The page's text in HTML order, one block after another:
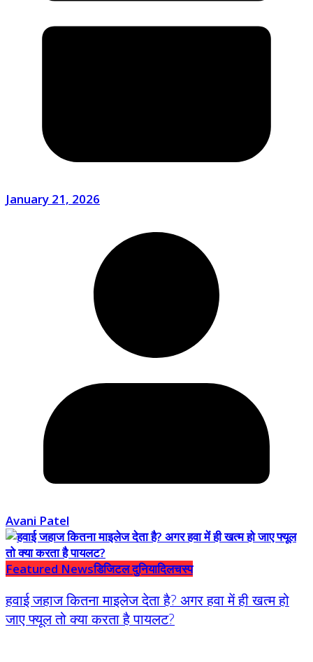
January 21, 2026
Avani Patel
Featured Newsडिजिटल दुनियादिलचस्प
हवाई जहाज कितना माइलेज देता है? अगर हवा में ही खत्म हो
जाए फ्यूल तो क्या करता है पायलट?